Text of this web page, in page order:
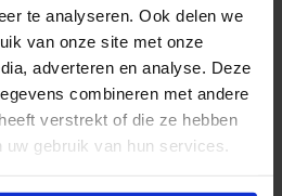
te analyseren. Ook delen we
van onze site met onze
adverteren en analyse. Deze
combineren met andere
verstrekt of die ze hebben
gebruik van hun services.
in stand, met gevolgen
die met “tweede klasse”
die onnodig uit
voor een juiste kwaliteit.
raakt de hele